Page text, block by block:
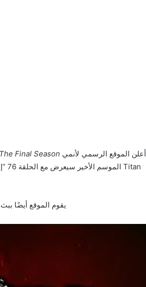
أعلن الموقع الرسمي لأنمي Final Season
يقوم الموقع أيضًا